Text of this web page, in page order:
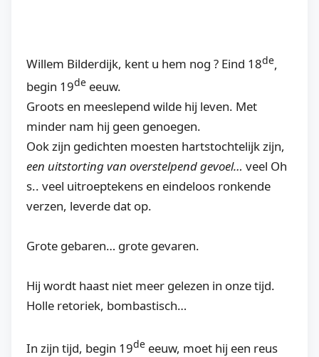
Willem Bilderdijk, kent u hem nog ? Eind 18de,
begin 19de eeuw.
Groots en meeslepend wilde hij leven. Met
minder nam hij geen genoegen.
Ook zijn gedichten moesten hartstochtelijk zijn,
een uitstorting van overstelpend gevoel… veel Oh
s.. veel uitroeptekens en eindeloos ronkende
verzen, leverde dat op.
Grote gebaren… grote gevaren.
Hij wordt haast niet meer gelezen in onze tijd.
Holle retoriek, bombastisch…
In zijn tijd, begin 19de eeuw, moet hij een reus